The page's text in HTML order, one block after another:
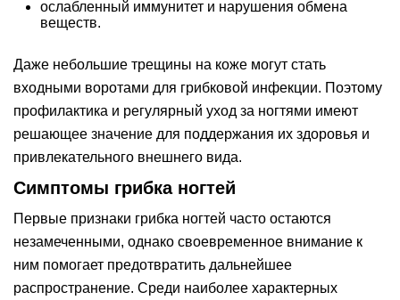
ослабленный иммунитет и нарушения обмена
веществ.
Даже небольшие трещины на коже могут стать
входными воротами для грибковой инфекции. Поэтому
профилактика и регулярный уход за ногтями имеют
решающее значение для поддержания их здоровья и
привлекательного внешнего вида.
Симптомы грибка ногтей
Первые признаки грибка ногтей часто остаются
незамеченными, однако своевременное внимание к
ним помогает предотвратить дальнейшее
распространение. Среди наиболее характерных